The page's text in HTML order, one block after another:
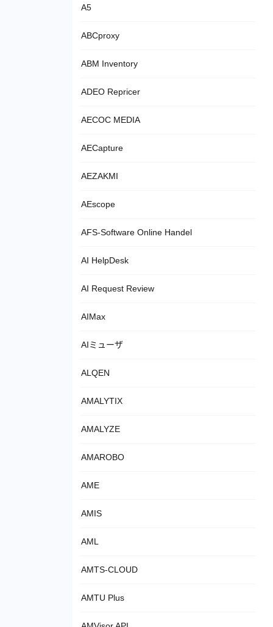
A5
ABCproxy
ABM Inventory
ADEO Repricer
AECOC MEDIA
AECapture
AEZAKMI
AEscope
AFS-Software Online Handel
AI HelpDesk
AI Request Review
AIMax
AIミューザ
ALQEN
AMALYTIX
AMALYZE
AMAROBO
AME
AMIS
AML
AMTS-CLOUD
AMTU Plus